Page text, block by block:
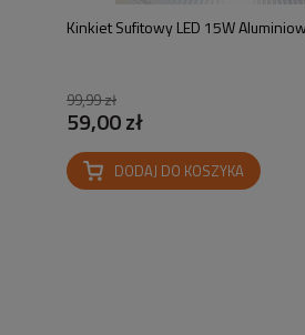
Kinkiet Sufitowy LED 15W
99,99 zł
59,00 zł
DODAJ DO KOSZYKA